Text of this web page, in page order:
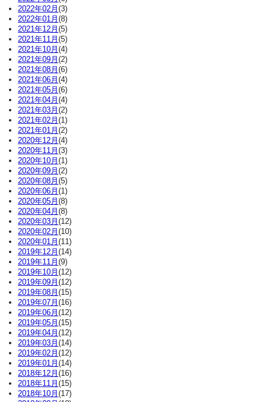
2022年02月(3)
2022年01月(8)
2021年12月(5)
2021年11月(5)
2021年10月(4)
2021年09月(2)
2021年08月(6)
2021年06月(4)
2021年05月(6)
2021年04月(4)
2021年03月(2)
2021年02月(1)
2021年01月(2)
2020年12月(4)
2020年11月(3)
2020年10月(1)
2020年09月(2)
2020年08月(5)
2020年06月(1)
2020年05月(8)
2020年04月(8)
2020年03月(12)
2020年02月(10)
2020年01月(11)
2019年12月(14)
2019年11月(9)
2019年10月(12)
2019年09月(12)
2019年08月(15)
2019年07月(16)
2019年06月(12)
2019年05月(15)
2019年04月(12)
2019年03月(14)
2019年02月(12)
2019年01月(14)
2018年12月(16)
2018年11月(15)
2018年10月(17)